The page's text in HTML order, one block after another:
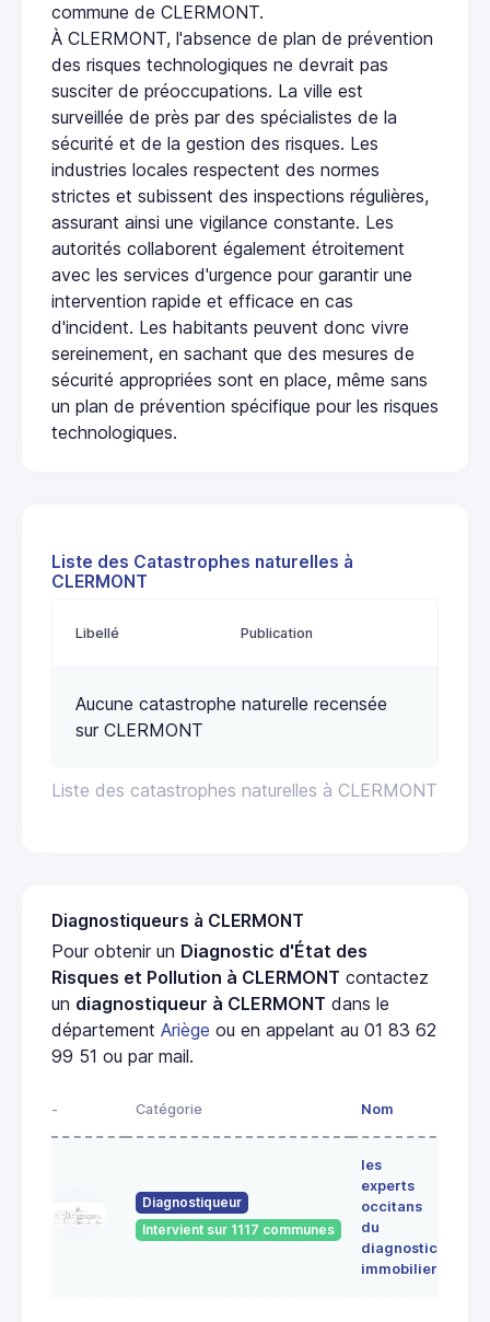
commune de CLERMONT.
À CLERMONT, l'absence de plan de prévention
des risques technologiques ne devrait pas
susciter de préoccupations. La ville est
surveillée de près par des spécialistes de la
sécurité et de la gestion des risques. Les
industries locales respectent des normes
strictes et subissent des inspections régulières,
assurant ainsi une vigilance constante. Les
autorités collaborent également étroitement
avec les services d'urgence pour garantir une
intervention rapide et efficace en cas
d'incident. Les habitants peuvent donc vivre
sereinement, en sachant que des mesures de
sécurité appropriées sont en place, même sans
un plan de prévention spécifique pour les risques
technologiques.
Liste des Catastrophes naturelles à
CLERMONT
Liste des catastrophes naturelles à CLERMONT
Libellé Publication
Aucune catastrophe naturelle recensée
sur CLERMONT
Diagnostiqueurs à CLERMONT
Pour obtenir un Diagnostic d'État des
Risques et Pollution à CLERMONT contactez
un diagnostiqueur à CLERMONT dans le
département Ariège ou en appelant au 01 83 62
99 51 ou par mail.
- Catégorie Nom
Diagnostiqueur
Intervient sur 1117 communes
les
experts
occitans
du
diagnostic
immobilier